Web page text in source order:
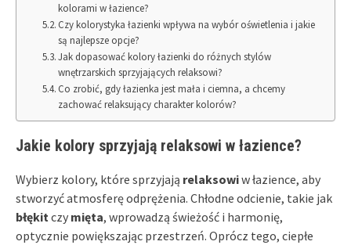
kolorami w łazience?
Czy kolorystyka łazienki wpływa na wybór oświetlenia i jakie
są najlepsze opcje?
Jak dopasować kolory łazienki do różnych stylów
wnętrzarskich sprzyjających relaksowi?
Co zrobić, gdy łazienka jest mała i ciemna, a chcemy
zachować relaksujący charakter kolorów?
Jakie kolory sprzyjają relaksowi w łazience?
Wybierz kolory, które sprzyjają relaksowiw łazience, aby
stworzyć atmosferę odprężenia. Chłodne odcienie, takie jak
błękit czy mięta, wprowadzą świeżość i harmonię,
optycznie powiększając przestrzeń. Oprócz tego, ciepłe